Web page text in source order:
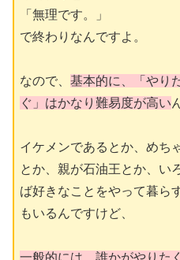
「無理です。」
で終わりなんですよ。
なので、 基本的に、「やり
ぐ」はかなり難易度が高い
イケメンであるとか、めち
とか、親が石油王とか、い
ば好きなことをやって暮ら
もいるんですけど、
一般的には、誰かがやりた